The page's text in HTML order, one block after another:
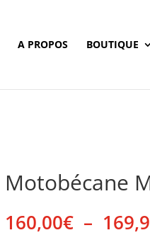
A PROPOS BOUTIQUE
Motobécane
160,00€ –